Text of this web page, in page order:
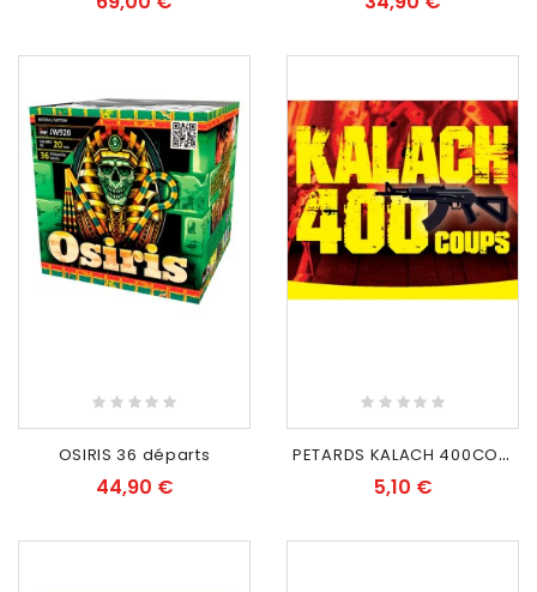
EXCLUSIVITÉ WEB EXCLUSIVITÉ WEB
RUPTURE DE STOCK
OSIRIS 36 départs
44,90 €
P
ETARDS KALACH 400COUPS
5,10 €